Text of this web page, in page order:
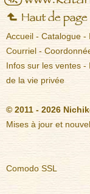
Accueil - Catalogue -
Courriel -
Infos sur les ventes -
de la vie privée
© 2011 - 2026
Mises à jour et
Comodo SSL